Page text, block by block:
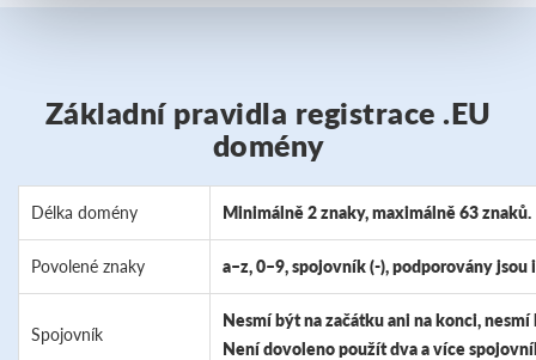
Základní pravidla registrace .EU
domény
Délka domény Minimálně 2 znaky, maximálně 63 znaků.
Povolené znaky a–z, 0–9, spojovník (-), podporovány
Spojovník
Nesmí být na začátku ani na konci, nesmí
Není dovoleno použít dva a více